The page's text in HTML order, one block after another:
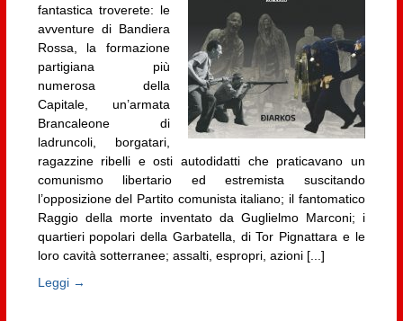
fantastica troverete: le
avventure di Bandiera
Rossa, la formazione
partigiana più
numerosa della
Capitale, un’armata
Brancaleone di
ladruncoli, borgatari,
ragazzine ribelli e osti autodidatti che praticavano un
comunismo libertario ed estremista suscitando
l’opposizione del Partito comunista italiano; il fantomatico
Raggio della morte inventato da Guglielmo Marconi; i
quartieri popolari della Garbatella, di Tor Pignattara e le
loro cavità sotterranee; assalti, espropri, azioni [...]
Leggi →